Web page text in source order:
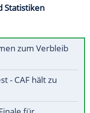
Statistiken
zum Verbleib
- CAF hält zu